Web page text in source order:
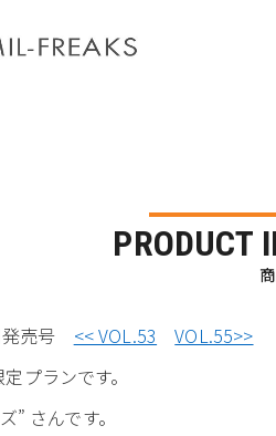
PRODUCT
発売号 << VOL.53
VOL.55>>
プランです。
さんです。